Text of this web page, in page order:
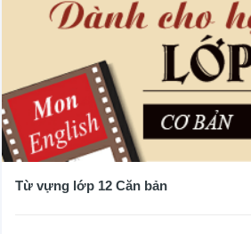
Từ vựng lớp 12 Căn bản